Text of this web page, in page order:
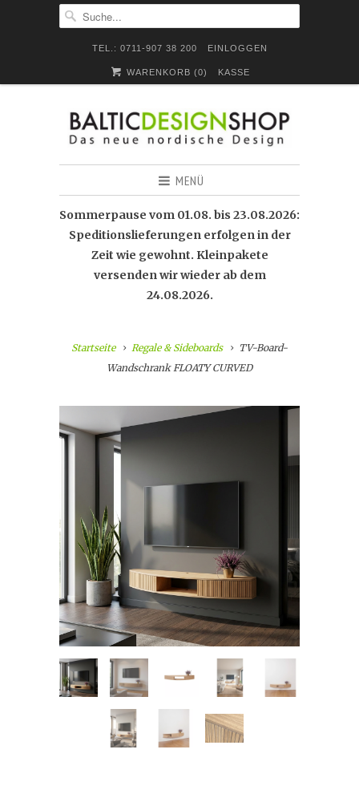
TEL.: 0711-907 38 200 EINLOGGEN
WARENKORB (0) KASSE
MENÜ
Sommerpause vom 01.08. bis 23.08.2026:
Speditionslieferungen erfolgen in der
Zeit wie gewohnt. Kleinpakete
versenden wir wieder ab dem
24.08.2026.
Startseite Regale & Sideboards
TV-Board-
Wandschrank FLOATY CURVED